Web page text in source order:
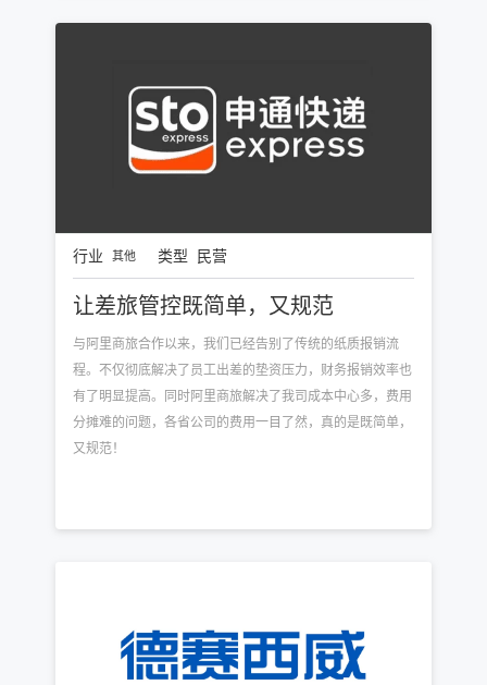
行业 其他 类型 民营
让差旅管控既简单，又规范
与阿里商旅合作以来，我们已经告别了传统的纸质报销流
程。不仅彻底解决了员工出差的垫资压力，财务报销效率也
有了明显提高。同时阿里商旅解决了我司成本中心多，费用
分摊难的问题，各省公司的费用一目了然，真的是既简单，
又规范！